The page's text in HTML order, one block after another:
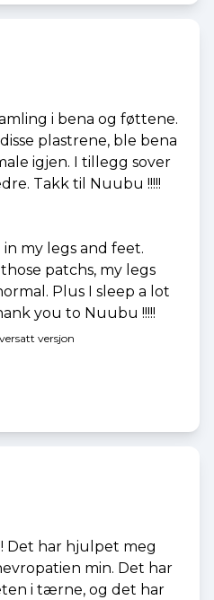
i bena og føttene.
plastrene, ble bena
igjen. I tillegg sover
Takk til Nuubu !!!!!
my legs and feet.
patchs, my legs
Plus I sleep a lot
you to Nuubu !!!!!
versjon
Det har hjulpet meg
min. Det har
i tærne, og det har